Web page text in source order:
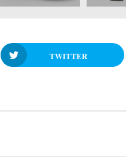
TWITTER